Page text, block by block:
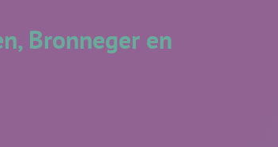
Bronneger en